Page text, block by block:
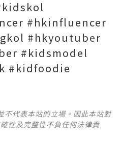
#hkinfluencer
#hkyoutuber
#kidsmodel
#kidfoodie
不代表本站的立場。因此本站對
性及完整性不負任何法律責